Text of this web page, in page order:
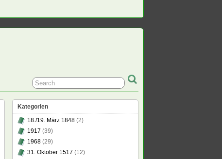
Kategorien
18./19. März 1848 (2)
1917 (39)
1968 (29)
31. Oktober 1517 (12)